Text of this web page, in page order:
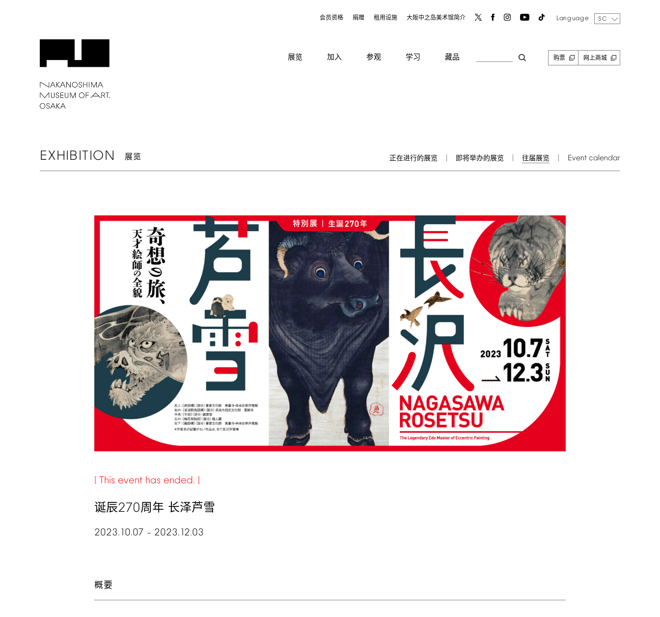
会员资格 捐赠 租用设施 大阪中之岛美术馆简介 Language SC
展览 加入 参观 学习 藏品 购票 网上商城
EXHIBITION 展览 正在进行的展览 即将举办的展览 往届展览 Event calendar
This event has ended.
诞辰270周年 长泽芦雪
2023.10.07 – 2023.12.03
概要